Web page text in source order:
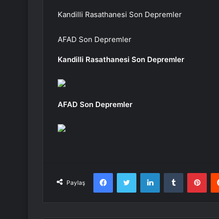
Kandilli Rasathanesi Son Depremler
AFAD Son Depremler
Kandilli Rasathanesi Son Depremler
AFAD Son Depremler
Paylaş
FacebookTwitter LinkedInTumblr